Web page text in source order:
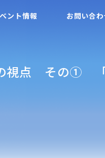
ント情報 お問い合
視点 その① 「